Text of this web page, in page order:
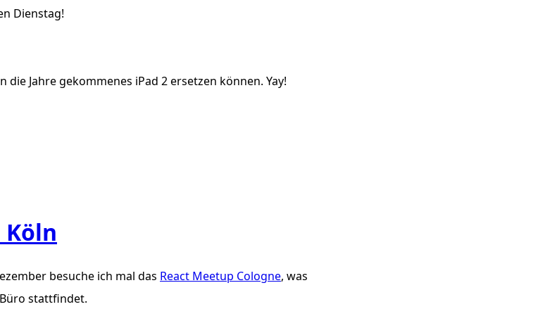
Dienstag!
Jahre gekommenes iPad 2 ersetzen können. Yay!
besuche ich mal das React Meetup Cologne, was
stattfindet.